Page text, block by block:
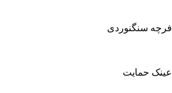
فرچه سنگنوردی
عینک حمایت